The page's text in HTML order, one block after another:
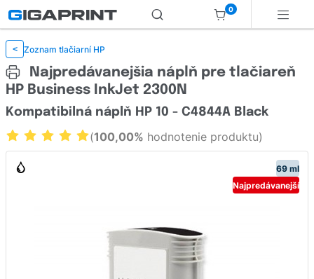
0
< Zoznam tlačiarní HP
Najpredávanejšia náplň pre tlačiareň
HP Business InkJet 2300N
69 ml
Najpredávanejší
Kompatibilná náplň HP 10 - C4844A Black
(100,00% hodnotenie produktu)